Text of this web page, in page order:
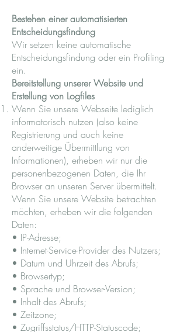
Bestehen einer automatisierten
Entscheidungsfindung
Wir setzen keine automatische
Entscheidungsfindung oder ein Profiling
ein.
Bereitstellung unserer Website und
Erstellung von Logfiles
Wenn Sie unsere Webseite lediglich
informatorisch nutzen (also keine
Registrierung und auch keine
anderweitige Übermittlung von
Informationen), erheben wir nur die
personenbezogenen Daten, die Ihr
Browser an unseren Server übermittelt.
Wenn Sie unsere Website betrachten
möchten, erheben wir die folgenden
Daten:
• IP-Adresse;
• Internet-Service-Provider des Nutzers;
• Datum und Uhrzeit des Abrufs;
• Browsertyp;
• Sprache und Browser-Version;
• Inhalt des Abrufs;
• Zeitzone;
• Zugriffsstatus/HTTP-Statuscode;